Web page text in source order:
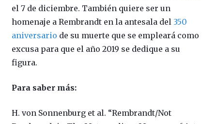
el 7 de diciembre. También quiere ser un
homenaje a Rembrandt en la antesala del 350
aniversario de su muerte que se empleará como
excusa para que el año 2019 se dedique a su
figura.
Para saber más:
H. von Sonnenburg et al. “Rembrandt/Not